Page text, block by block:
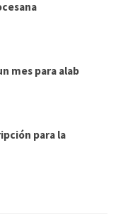
mes para alab
para la